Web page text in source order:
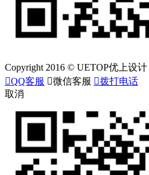
Copyright 2016 © UETOP优上设计
QQ客服 微信客服 拨打电话
取消